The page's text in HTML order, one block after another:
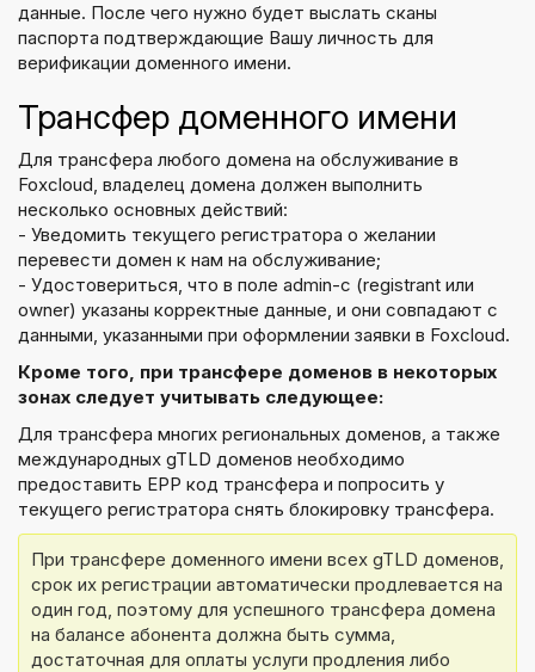
данные. После чего нужно будет выслать сканы
паспорта подтверждающие Вашу личность для
верификации доменного имени.
Трансфер доменного имени
Для трансфера любого домена на обслуживание в
Foxcloud, владелец домена должен выполнить
несколько основных действий:
- Уведомить текущего регистратора о желании
перевести домен к нам на обслуживание;
- Удостовериться, что в поле admin-c (registrant или
owner) указаны корректные данные, и они совпадают с
данными, указанными при оформлении заявки в Foxcloud.
Кроме того, при трансфере доменов в некоторых
зонах следует учитывать следующее:
Для трансфера многих региональных доменов, а также
международных gTLD доменов необходимо
предоставить EPP код трансфера и попросить у
текущего регистратора снять блокировку трансфера.
При трансфере доменного имени всех gTLD доменов,
срок их регистрации автоматически продлевается на
один год, поэтому для успешного трансфера домена
на балансе абонента должна быть сумма,
достаточная для оплаты услуги продления либо